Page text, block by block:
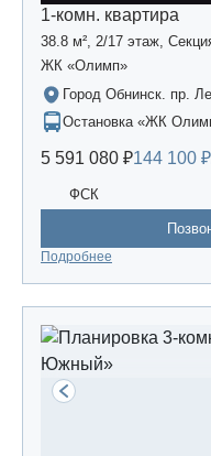
1-комн. квартира
38.8 м², 2/17 этаж,
ЖК «Олимп»
Город Обнинск. пр.
Остановка «ЖК
5 591 080 ₽144 100
ФСК
Подробнее